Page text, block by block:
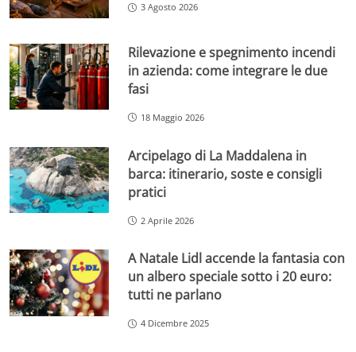
3 Agosto 2026
Rilevazione e spegnimento incendi
in azienda: come integrare le due
fasi
18 Maggio 2026
Arcipelago di La Maddalena in
barca: itinerario, soste e consigli
pratici
2 Aprile 2026
A Natale Lidl accende la fantasia con
un albero speciale sotto i 20 euro:
tutti ne parlano
4 Dicembre 2025